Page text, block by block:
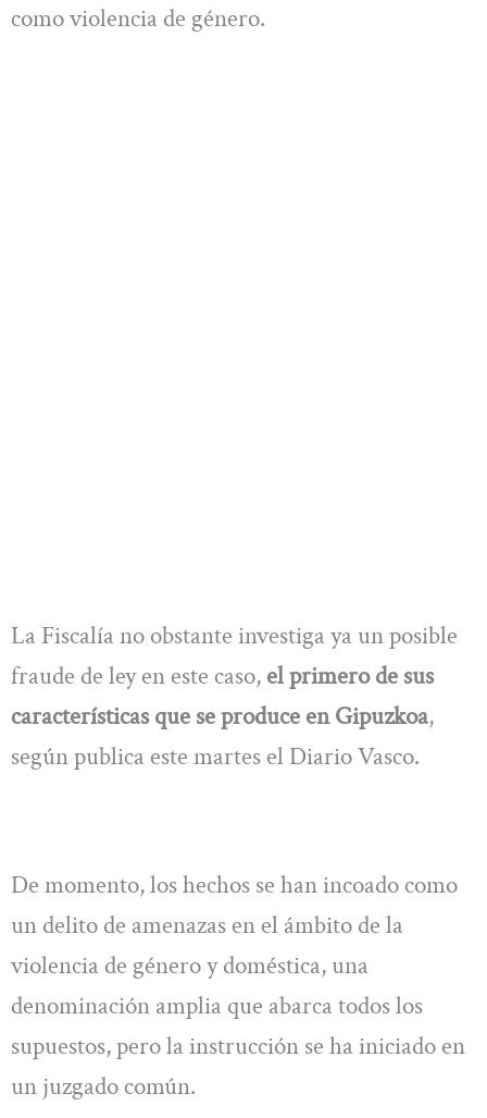
como violencia de género.
La Fiscalía no obstante investiga ya un posible
fraude de ley en este caso, el primero de sus
características que se produce en Gipuzkoa,
según publica este martes el Diario Vasco.
De momento, los hechos se han incoado como
un delito de amenazas en el ámbito de la
violencia de género y doméstica, una
denominación amplia que abarca todos los
supuestos, pero la instrucción se ha iniciado en
un juzgado común.